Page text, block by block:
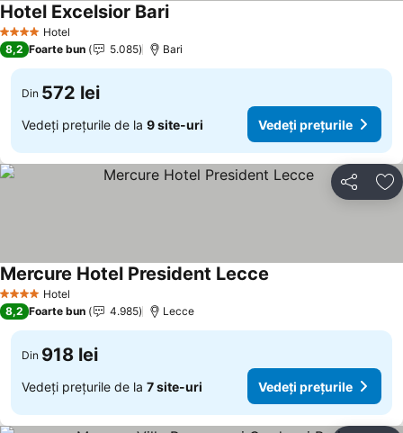
4 Stele Hotel
Hotel Excelsior BariVedeți prețurile
8,2 Foarte bun 5.085 Bari
Din 572 lei
Vedeți prețurile de la 9 site-uri Vedeți prețurile
Distribuiți
4 Stele Hotel
Mercure Hotel President Lecce
8,2 Foarte bun 4.985 Lecce
Din 918 lei
Vedeți prețurile de la 7 site-uri Vedeți prețurile